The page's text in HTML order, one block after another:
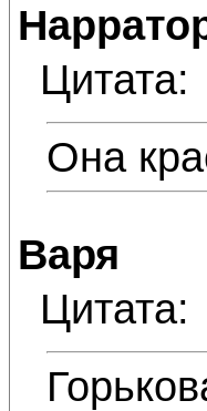
Цитата:
Она
Варя
Цитата: